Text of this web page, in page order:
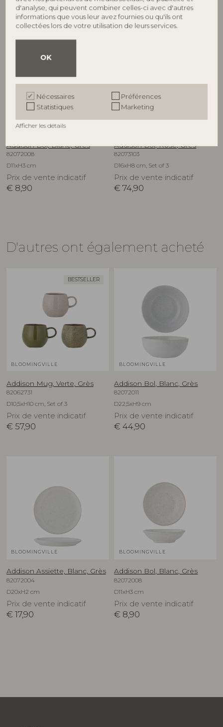
d'analyse, qui peuvent combiner celles-ci avec d'autres
informations que vous leur avez fournies ou qu'ils ont
collectées lors de votre utilisation de leurs services.
OK
Nécessaires
Préférences
Statistiques
Marketing
Afficher les détails
BLOOMINGVILLE
Addison Bol, Blanc, Grès
82072008
D11xH3 cm
Prix de vente indicatif
€ 8,90
Addison Bol, Rose, Grès
82073103
D16xH8 cm, Set of 3
Prix de vente indicatif
€ 74,90
D'autres ont également acheté
BESTSELLER
BLOOMINGVILLE
Addison Mug, Verte, Grès
82062731
D10,5xH10 cm, Set of 3
Prix de vente indicatif
€ 57,90
BLOOMINGVILLE
Addison Bol, Blanc, Grès
82072011
D22,5xH9 cm
Prix de vente indicatif
€ 44,90
BLOOMINGVILLE
Addison Assiette, Blanc, Grès
82072004
D20xH2 cm
Prix de vente indicatif
€ 17,90
BLOOMINGVILLE
Addison Bol, Blanc, Grès
82072008
D11xH3 cm
Prix de vente indicatif
€ 8,90